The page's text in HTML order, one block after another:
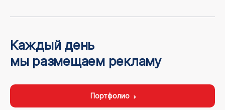
Каждый день
мы размещаем рекламу
Портфолио